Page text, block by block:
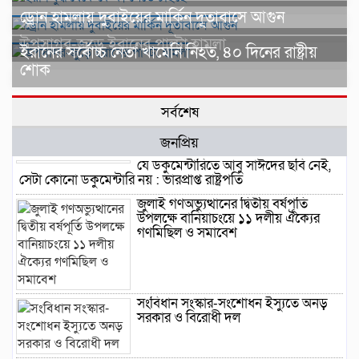
ড্রোন হামলায় দুবাইয়ের মার্কিন দূতাবাসে আগুন
উপসাগর-জুড়ে ইরানের পাল্টা হামলা
ইরানের সর্বোচ্চ নেতা খামেনি নিহত, ৪০ দিনের রাষ্ট্রীয়
শোক
সর্বশেষ
জনপ্রিয়
যে ডকুমেন্টারিতে আবু সাঈদের ছবি নেই,
সেটা কোনো ডকুমেন্টারি নয় : ভারপ্রাপ্ত রাষ্ট্রপতি
জুলাই গণঅভ্যুত্থানের দ্বিতীয় বর্ষপূর্তি
উপলক্ষে বানিয়াচংয়ে ১১ দলীয় ঐক্যের
গণমিছিল ও সমাবেশ
সংবিধান সংস্কার-সংশোধন ইস্যুতে অনড়
সরকার ও বিরোধী দল